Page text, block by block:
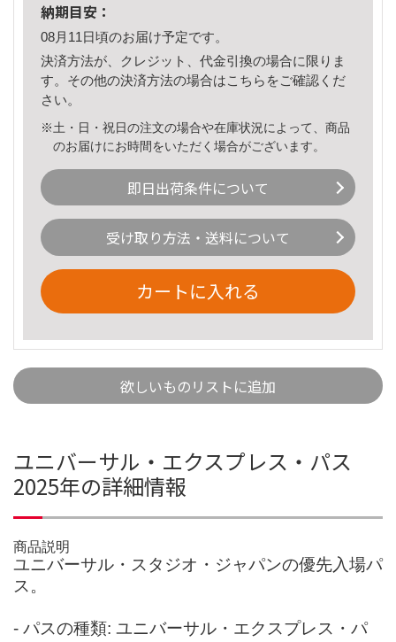
納期目安：
08月11日頃のお届け予定です。
決済方法が、クレジット、代金引換の場合に限りま
す。その他の決済方法の場合はこちら をご確認くだ
さい。
※土・日・祝日の注文の場合や在庫状況によって、商品
のお届けにお時間をいただく場合がございます。
即日出荷条件について
受け取り方法・送料について
カートに入れる
欲しいものリストに追加
ユニバーサル・エクスプレス・パス
2025年の詳細情報
商品説明
ユニバーサル・スタジオ・ジャパンの優先入場パ
ス。
- パスの種類: ユニバーサル・エクスプレス・パ